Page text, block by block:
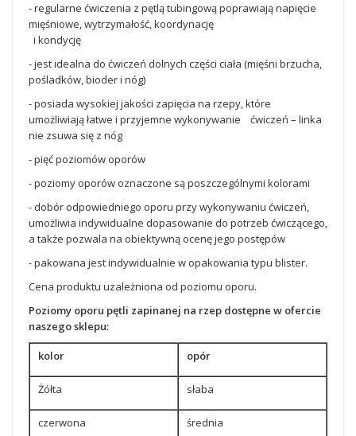
- regularne ćwiczenia z pętlą tubingową poprawiają napięcie
mięśniowe, wytrzymałość, koordynację
i kondycję
- jest idealna do ćwiczeń dolnych części ciała (mięśni brzucha,
pośladków, bioder i nóg)
- posiada wysokiej jakości zapięcia na rzepy, które
umożliwiają łatwe i przyjemne wykonywanie ćwiczeń – linka
nie zsuwa się z nóg
- pięć poziomów oporów
- poziomy oporów oznaczone są poszczególnymi kolorami
- dobór odpowiedniego oporu przy wykonywaniu ćwiczeń,
umożliwia indywidualne dopasowanie do potrzeb ćwiczącego,
a także pozwala na obiektywną ocenę jego postępów
- pakowana jest indywidualnie w opakowania typu blister.
Cena produktu uzależniona od poziomu oporu.
Poziomy oporu pętli zapinanej na rzep dostępne w ofercie
naszego sklepu:
kolor opór
Żółta słaba
czerwona średnia